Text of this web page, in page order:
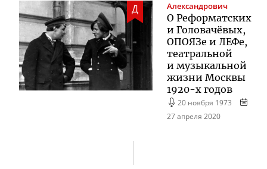
Д
Александрович
О Реформатских
и Головачёвых,
ОПОЯЗе и ЛЕФе,
театральной
и музыкальной
жизни Москвы
1920-х годов
20 ноября 1973
27 апреля 2020